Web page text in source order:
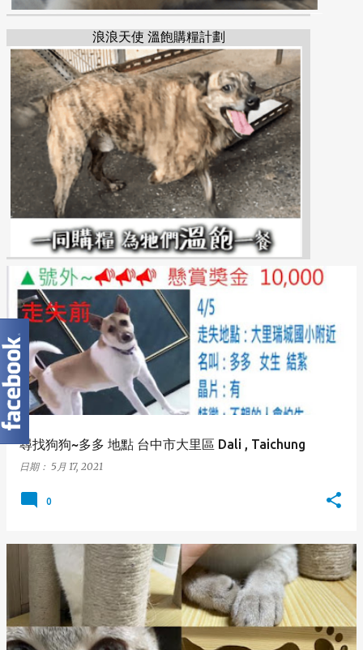
浪浪天使 溫飽購糧計劃
尋找狗狗~多多 地點 台中市大里區 Dali , Taichung
日期： 5月 17, 2021
0